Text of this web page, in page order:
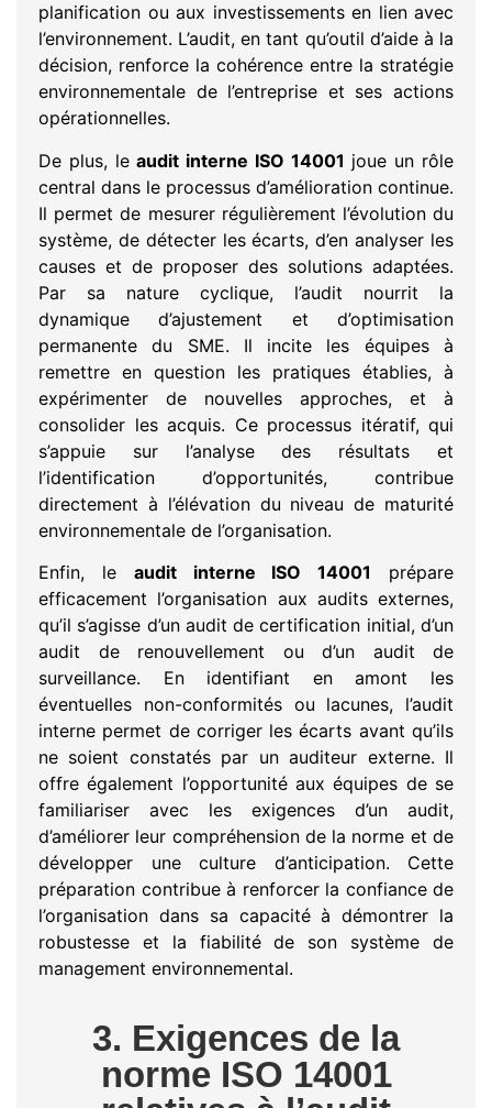
planification ou aux investissements en lien avec
l’environnement. L’audit, en tant qu’outil d’aide à la
décision, renforce la cohérence entre la stratégie
environnementale de l’entreprise et ses actions
opérationnelles.
De plus, leaudit interne ISO 14001 joue un rôle
central dans le processus d’amélioration continue.
Il permet de mesurer régulièrement l’évolution du
système, de détecter les écarts, d’en analyser les
causes et de proposer des solutions adaptées.
Par sa nature cyclique, l’audit nourrit la
dynamique d’ajustement et d’optimisation
permanente du SME. Il incite les équipes à
remettre en question les pratiques établies, à
expérimenter de nouvelles approches, et à
consolider les acquis. Ce processus itératif, qui
s’appuie sur l’analyse des résultats et
l’identification d’opportunités, contribue
directement à l’élévation du niveau de maturité
environnementale de l’organisation.
Enfin, le audit interne ISO 14001
prépare
efficacement l’organisation aux audits externes,
qu’il s’agisse d’un audit de certification initial, d’un
audit de renouvellement ou d’un audit de
surveillance. En identifiant en amont les
éventuelles non-conformités ou lacunes, l’audit
interne permet de corriger les écarts avant qu’ils
ne soient constatés par un auditeur externe. Il
offre également l’opportunité aux équipes de se
familiariser avec les exigences d’un audit,
d’améliorer leur compréhension de la norme et de
développer une culture d’anticipation. Cette
préparation contribue à renforcer la confiance de
l’organisation dans sa capacité à démontrer la
robustesse et la fiabilité de son système de
management environnemental.
3. Exigences de la
norme ISO 14001